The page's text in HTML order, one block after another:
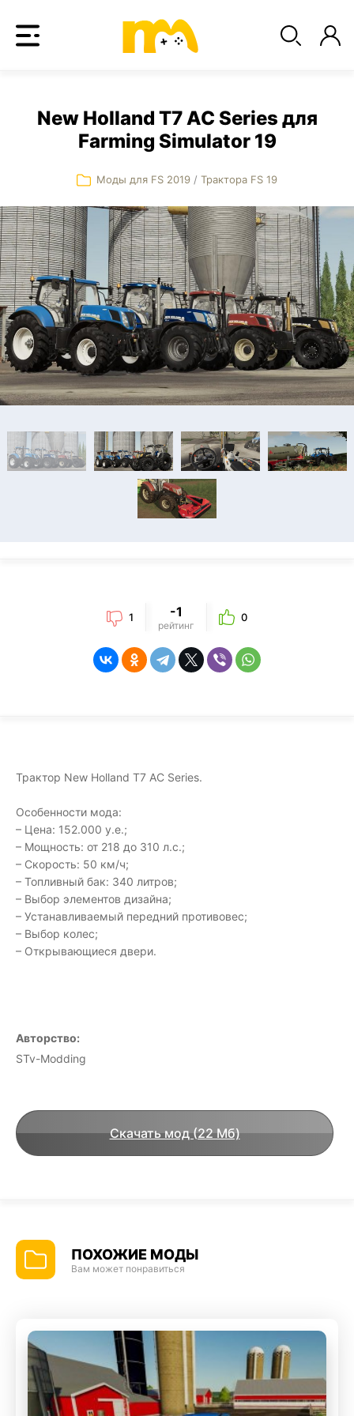
New Holland T7 AC Series для
Farming Simulator 19
Моды для FS 2019 / Трактора FS 19
1 -1
рейтинг
0
Трактор New Holland T7 AC Series.
Особенности мода:
– Цена: 152.000 у.е.;
– Мощность: от 218 до 310 л.с.;
– Скорость: 50 км/ч;
– Топливный бак: 340 литров;
– Выбор элементов дизайна;
– Устанавливаемый передний противовес;
– Выбор колес;
– Открывающиеся двери.
Авторство:
STv-Modding
Скачать мод (22 Мб)
ПОХОЖИЕ МОДЫ
Вам может понравиться